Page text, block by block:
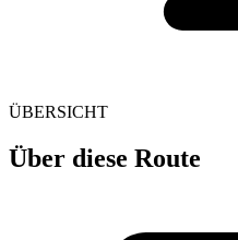
ÜBERSICHT
Über diese Route